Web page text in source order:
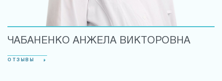
ЧАБАНЕНКО АНЖЕЛА ВИКТОРОВНА
ОТЗЫВЫ